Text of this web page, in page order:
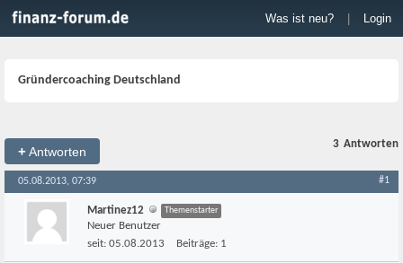
Was ist neu? Login
Gründercoaching Deutschland
+Antworten
3 Antworten
05.08.2013, 07:39 #1
Martinez12 Themenstarter
Neuer Benutzer
seit: 05.08.2013 Beiträge: 1